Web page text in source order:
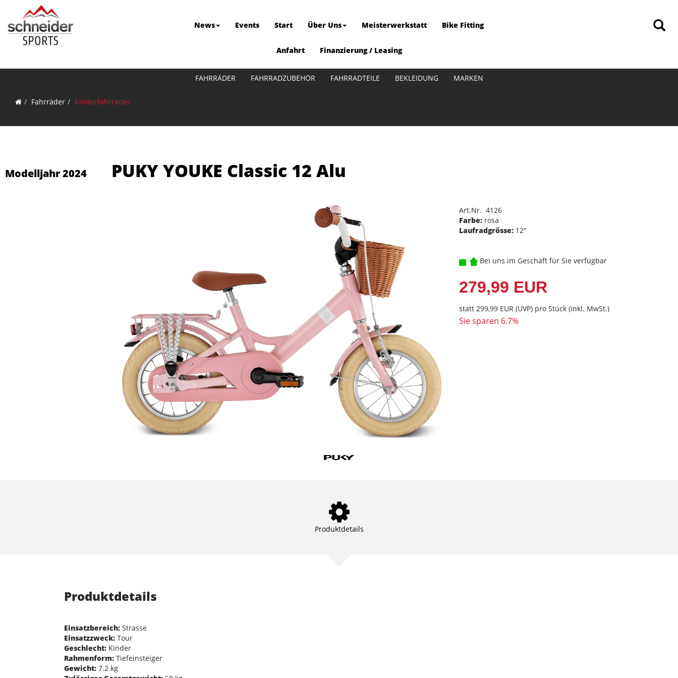
News Events Start Über Uns Meisterwerkstatt Bike Fitting
Anfahrt Finanzierung / Leasing
FAHRRÄDER FAHRRADZUBEHÖR FAHRRADTEILE BEKLEIDUNG MARKEN
Fahrräder Kinderfahrräder
Modelljahr 2024 PUKY YOUKE Classic 12 Alu
Art.Nr. 4126
Farbe:rosa
Laufradgrösse:12"
Bei uns im Geschäft für Sie verfügbar
279,99 EUR
statt 299,99 EUR(UVP) pro Stück (inkl. MwSt.)
Sie sparen 6.7%
Produktdetails
Produktdetails
Einsatzbereich: Strasse
Einsatzzweck: Tour
Geschlecht: Kinder
Rahmenform: Tiefeinsteiger
Gewicht: 7.2 kg